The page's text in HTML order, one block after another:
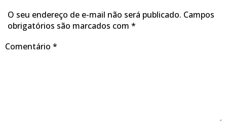
O seu endereço de e-mail não será publicado. Campos
obrigatórios são marcados com *
Comentário *